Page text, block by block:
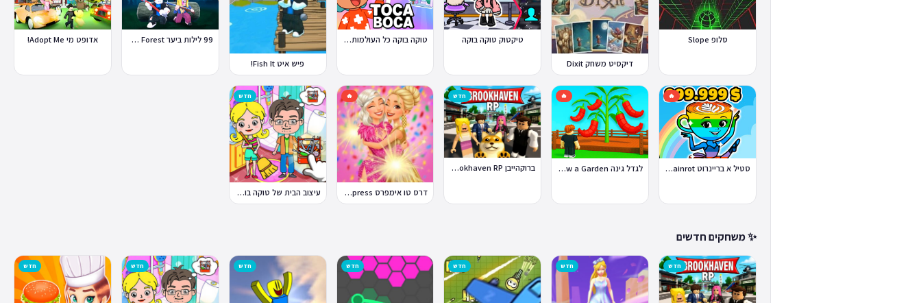
סלופ Slope
דיקסיט משחק Dixit
טיקטוק טוקה בוקה טוקה בוקה כל העולמות בחינם
פיש איט Fish It!
99 לילות ביער Nights in the Forest אדופט מי Adopt Me!
🔥
סטיל א בריינרוט Steal a Brainrot
🔥
לגדל גינה Grow a Garden
חדש
ברוקהייבן Brookhaven RP
🔥
דרס טו אימפרס Dress To Impress
חדש
עיצוב הבית של טוקה בוקה
✨ משחקים חדשים
חדש חדש חדש חדש חדש חדש חדש